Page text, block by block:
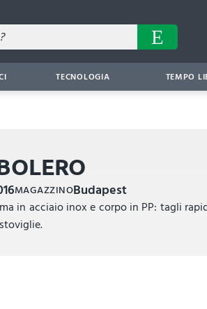
TECNOLOGIA TEMPO
MAGAZZINOBudapest
in acciaio inox e corpo in PP: tagli